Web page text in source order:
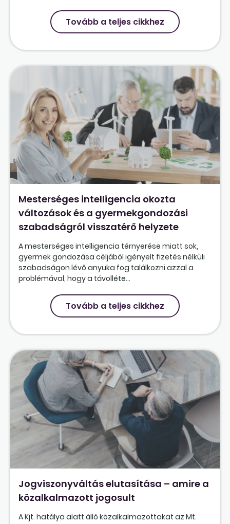
Tovább a teljes cikkhez
Mesterséges intelligencia okozta
változások és a gyermekgondozási
szabadságról visszatérő helyzete
A mesterséges intelligencia térnyerése miatt sok,
gyermek gondozása céljából igényelt fizetés nélküli
szabadságon lévő anyuka fog találkozni azzal a
problémával, hogy a távolléte...
Tovább a teljes cikkhez
Jogviszonyváltás elutasítása – amire a
közalkalmazott jogosult
A Kjt. hatálya alatt álló közalkalmazottakat az Mt.